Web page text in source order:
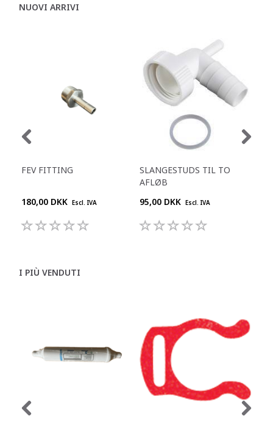
NUOVI ARRIVI
FEV FITTING
180,00 DKK Escl. IVA
SLANGESTUDS TIL TO
AFLØB
95,00 DKK Escl. IVA
I PIÙ VENDUTI